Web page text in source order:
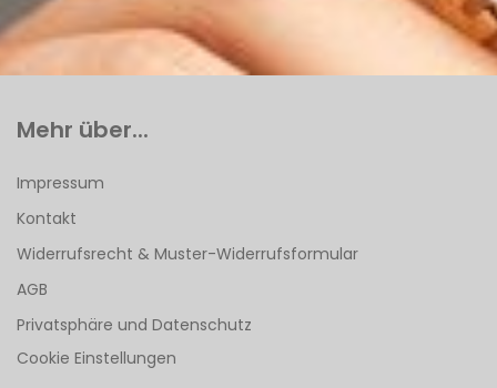
Mehr über...
Impressum
Kontakt
Widerrufsrecht & Muster-Widerrufsformular
AGB
Privatsphäre und Datenschutz
Cookie Einstellungen